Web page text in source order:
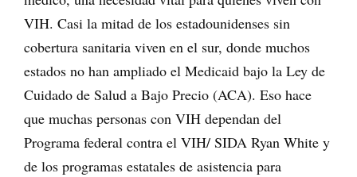
VIH. Casi la mitad de los estadounidenses sin
cobertura sanitaria viven en el sur, donde muchos
estados no han ampliado el Medicaid bajo la Ley de
Cuidado de Salud a Bajo Precio (ACA). Eso hace
que muchas personas con VIH dependan del
Programa federal contra el VIH/ SIDA Ryan White y
de los programas estatales de asistencia para